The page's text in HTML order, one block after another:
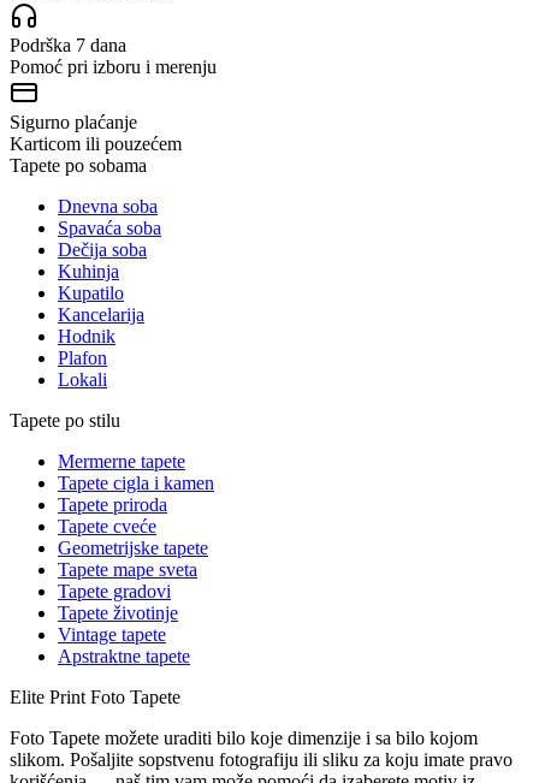
Podrška 7 dana
Pomoć pri izboru i merenju
Sigurno plaćanje
Karticom ili pouzećem
Tapete po sobama
Dnevna soba
Spavaća soba
Dečija soba
Kuhinja
Kupatilo
Kancelarija
Hodnik
Plafon
Lokali
Tapete po stilu
Mermerne tapete
Tapete cigla i kamen
Tapete priroda
Tapete cveće
Geometrijske tapete
Tapete mape sveta
Tapete gradovi
Tapete životinje
Vintage tapete
Apstraktne tapete
Elite Print Foto Tapete
Foto Tapete možete uraditi bilo koje dimenzije i sa bilo kojom
slikom. Pošaljite sopstvenu fotografiju ili sliku za koju imate pravo